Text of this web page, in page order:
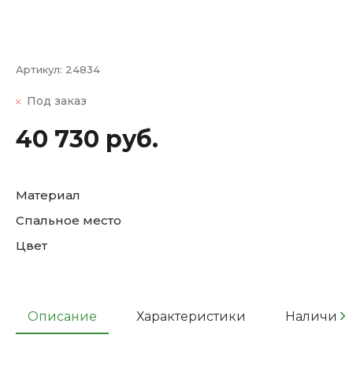
Артикул: 24834
Под заказ
40 730 руб.
Материал
Спальное место
Цвет
Описание Характеристики Наличие